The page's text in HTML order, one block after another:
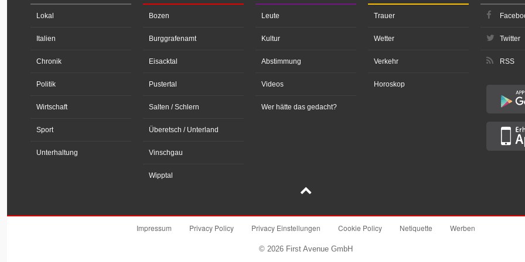
Lokal
Italien
Chronik
Politik
Wirtschaft
Sport
Unterhaltung
Bozen
Burggrafenamt
Eisacktal
Pustertal
Salten / Schlern
Überetsch / Unterland
Vinschgau
Wipptal
Leute
Kultur
Abstimmung
Videos
Wer hätte das gedacht?
Trauer
Wetter
Verkehr
Horoskop
Twitter
RSS
Impressum Privacy Policy Privacy Einstellungen Cookie Policy Netiquette Werben
© 2026 First Avenue GmbH